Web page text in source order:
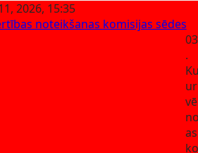
2026, 15:35
noteikšanas komisijas sēdes
.
as